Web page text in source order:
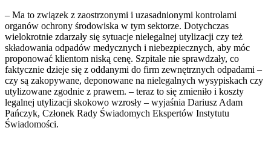
– Ma to związek z zaostrzonymi i uzasadnionymi kontrolami
organów ochrony środowiska w tym sektorze. Dotychczas
wielokrotnie zdarzały się sytuacje nielegalnej utylizacji czy też
składowania odpadów medycznych i niebezpiecznych, aby móc
proponować klientom niską cenę. Szpitale nie sprawdzały, co
faktycznie dzieje się z oddanymi do firm zewnętrznych odpadami –
czy są zakopywane, deponowane na nielegalnych wysypiskach czy
utylizowane zgodnie z prawem. – teraz to się zmieniło i koszty
legalnej utylizacji skokowo wzrosły – wyjaśnia Dariusz Adam
Pańczyk, Członek Rady Świadomych Ekspertów Instytutu
Świadomości.